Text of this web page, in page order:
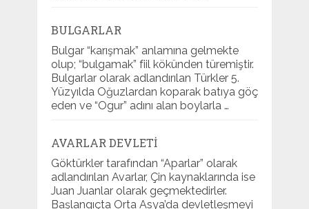
BULGARLAR
Bulgar “karışmak” anlamına gelmekte
olup; “bulgamak” fiil kökünden türemiştir.
Bulgarlar olarak adlandırılan Türkler 5.
Yüzyılda Oğuzlardan koparak batıya göç
eden ve “Ogur” adını alan boylarla …
AVARLAR DEVLETI
Göktürkler tarafından “Aparlar” olarak
adlandırılan Avarlar, Çin kaynaklarında ise
Juan Juanlar olarak geçmektedirler.
Başlangıçta Orta Asya’da devletleşmeyi